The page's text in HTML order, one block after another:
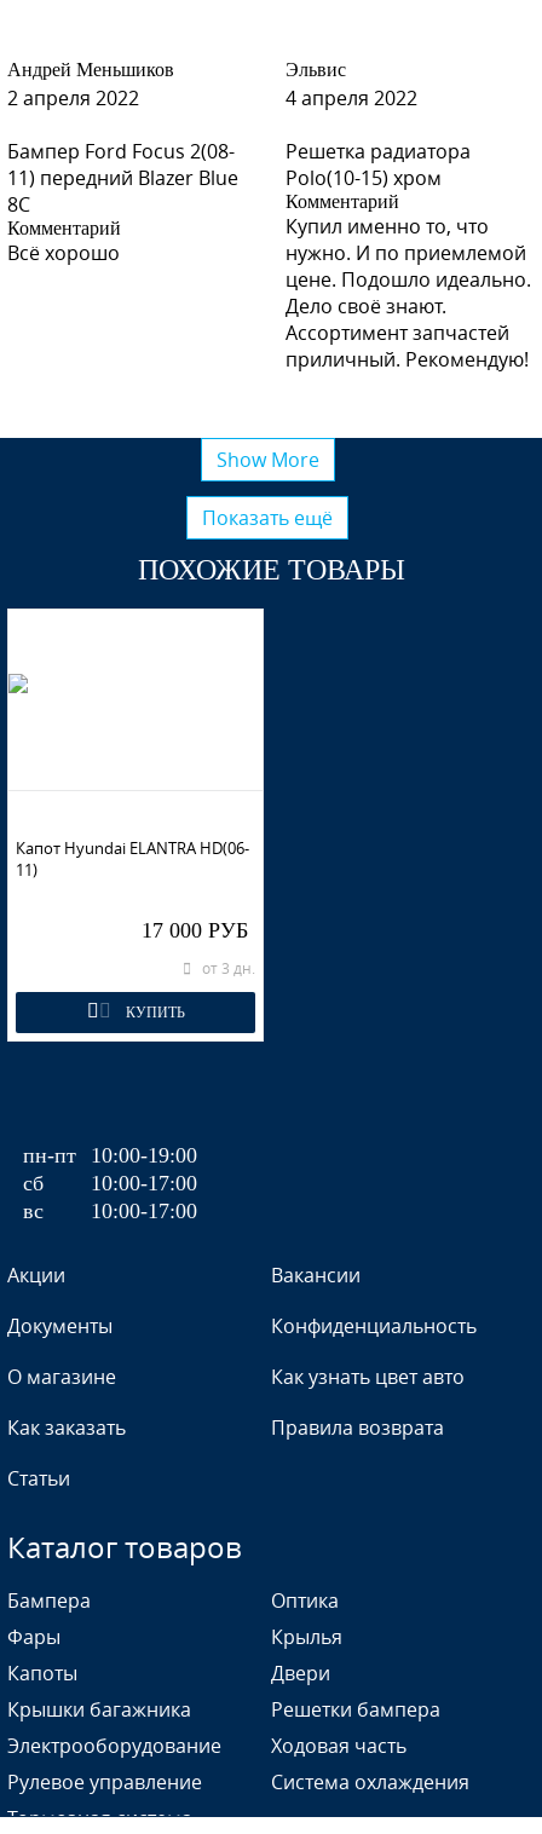
Андрей Меньшиков
2 апреля 2022
Бампер Ford Focus 2(08-
11) передний Blazer Blue
8C
Комментарий
Всё хорошо
Эльвис
4 апреля 2022
Решетка радиатора
Polo(10-15) хром
Комментарий
Купил именно то, что
нужно. И по приемлемой
цене. Подошло идеально.
Дело своё знают.
Ассортимент запчастей
приличный. Рекомендую!
Show More
Показать ещё
ПОХОЖИЕ ТОВАРЫ
Капот Hyundai ELANTRA HD(06-
11)
17 000 РУБ
от 3 дн.
КУПИТЬ
пн-пт 10:00-19:00
сб
10:00-17:00
вс
10:00-17:00
Акции
Вакансии
Документы
Конфиденциальность
О магазине
Как узнать цвет авто
Как заказать
Правила возврата
Статьи
Каталог товаров
Бампера
Оптика
Фары
Крылья
Капоты
Двери
Крышки багажника
Решетки бампера
Электрооборудование
Ходовая часть
Рулевое управление
Система охлаждения
Тормозная система